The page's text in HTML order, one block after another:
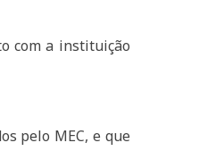
com a instituição
pelo MEC, e que